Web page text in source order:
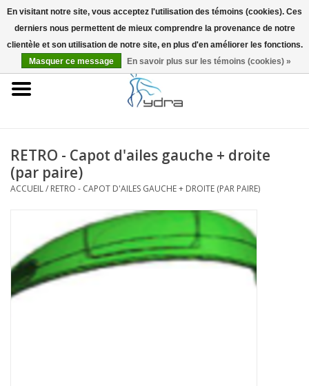
EUR
Accueil
Infos
Blog
RETRO - Capot d'ailes gauche + droite
(par paire)
ACCUEIL/ RETRO - CAPOT D'AILES GAUCHE + DROITE (PAR PAIRE)
En visitant notre site, vous acceptez l'utilisation des témoins (cookies). Ces
derniers nous permettent de mieux comprendre la provenance de notre
clientèle et son utilisation de notre site, en plus d'en améliorer les fonctions.
Masquer ce message
En savoir plus sur les témoins (cookies) »